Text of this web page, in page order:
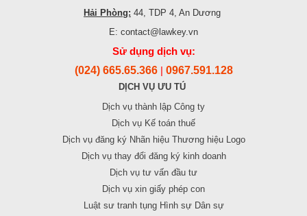
Hải Phòng: 44, TDP 4, An Dương
E: contact@lawkey.vn
Sử dụng dịch vụ:
(024) 665.65.366 0967.591.128
DỊCH VỤ ƯU TÚ
Dịch vụ thành lập Công ty
Dịch vụ Kế toán thuế
Dịch vụ đăng ký Nhãn hiệu Thương hiệu Logo
Dịch vụ thay đổi đăng ký kinh doanh
Dịch vụ tư vấn đầu tư
Dịch vụ xin giấy phép con
Luật sư tranh tụng Hình sự Dân sự